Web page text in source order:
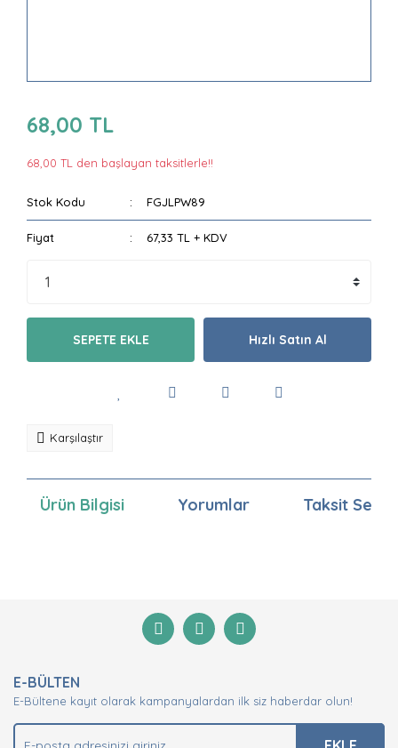
68,00 TL
68,00 TL den başlayan taksitlerle!!
Stok Kodu FGJLPW89
Fiyat 67,33 TL + KDV
SEPETE EKLE Hızlı Satın Al
Karşılaştır
Ürün Bilgisi Yorumlar Taksit
Yorum Yaz
Görüş ve önerileriniz için teşekkür ederiz.
Ürün açıklamasında eksik bilgiler bulunuyor.
Ürün bilgilerinde hatalar bulunuyor.
E-BÜLTEN
E-Bültene kayıt olarak kampanyalardan ilk siz haberdar olun!